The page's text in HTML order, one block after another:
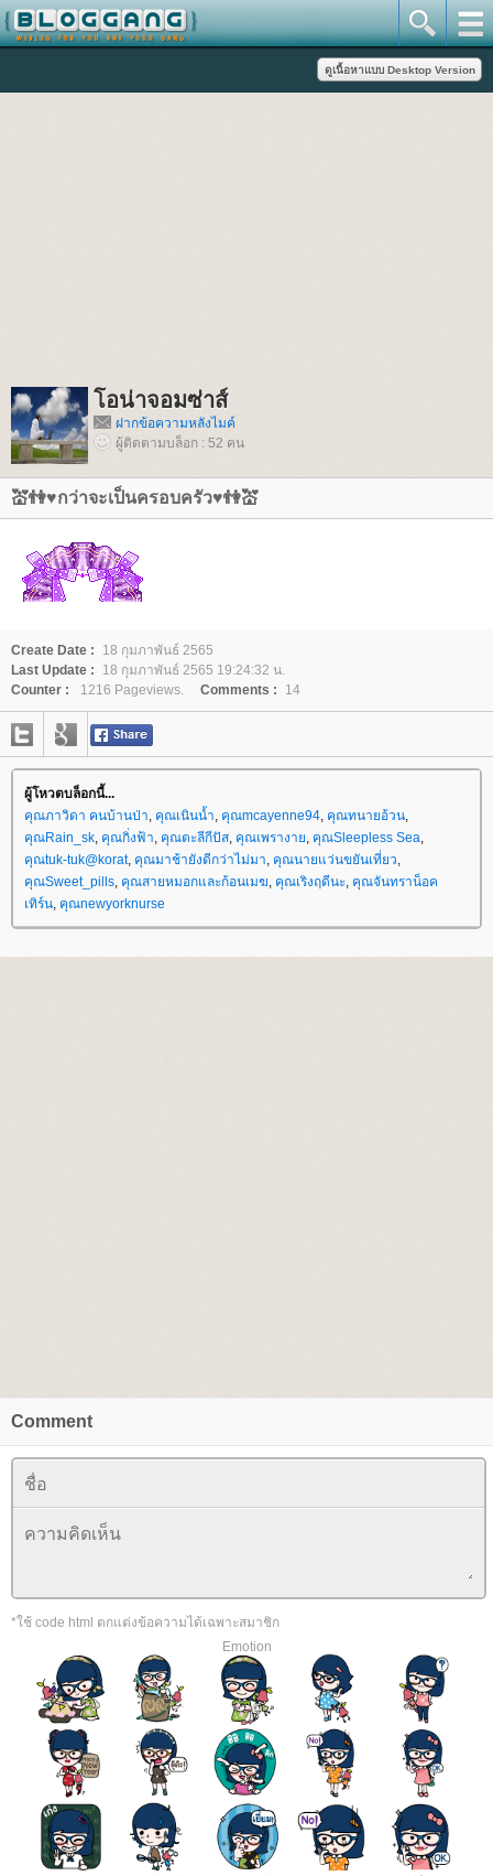
อน่าจอมซ่าส์
ฝากข้อความหลังไมค์
ผู้ติดตามบล็อก : 52 คน
💒👫♥กว่าจะเป็นครอบครัว♥👫💒
Create Date :
18 กุมภาพันธ์ 2565
Last Update :
18 กุมภาพันธ์ 2565 19:24:32 น.
Counter :
1216 Pageviews. Comments : 14
ผู้โหวตบล็อกนี้...
คุณภาวิดา คนบ้านป่า, คุณเนินน้ำ, คุณmcayenne94, คุณทนายอ้วน,
คุณRain_sk, คุณกิ่งฟ้า, คุณตะลีกีปัส, คุณเพรางา, คุณSleepless Sea,
คุณtuk-tuk@korat, คุณมาช้ายังดีกว่าไม่มา, คุณนายแว่นขยันเที่ยว,
คุณSweet_pills, คุณสายหมอกและก้อนเมฆ, คุณเริงฤดีนะ, คุณจันทราน็อค
เทิร์น, คุณnewyorknurse
Comment
*ใช้ code html ตกแต่งข้อความได้เฉพาะสมาชิก
Emotion